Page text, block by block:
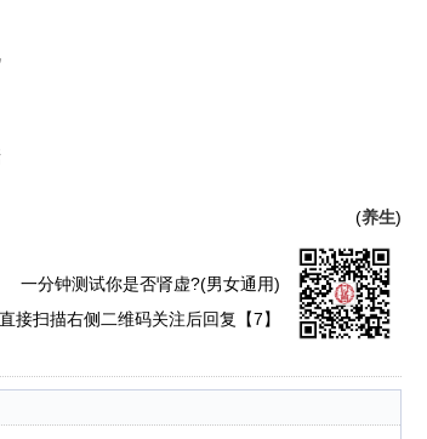
(养生)
一分钟测试你是否肾虚?(男女通用)
直接扫描右侧二维码关注后回复【7】